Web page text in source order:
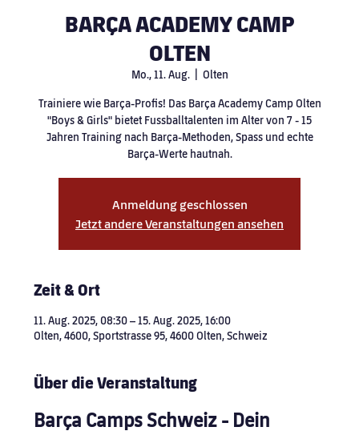
BARÇA ACADEMY CAMP
OLTEN
Mo., 11. Aug.
  |
Olten
Trainiere wie Barça-Profis! Das Barça Academy Camp Olten
"Boys & Girls" bietet Fussballtalenten im Alter von 7 - 15
Jahren Training nach Barça-Methoden, Spass und echte
Barça-Werte hautnah.
Anmeldung geschlossen
Jetzt andere Veranstaltungen ansehen
Zeit & Ort
11. Aug. 2025, 08:30 – 15. Aug. 2025, 16:00
Olten, 4600, Sportstrasse 95, 4600 Olten, Schweiz
Über die Veranstaltung
Barça Camps Schweiz - Dein